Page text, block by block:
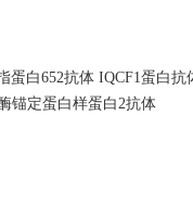
蛋白652抗体 IQCF1蛋白
锚定蛋白样蛋白2抗体